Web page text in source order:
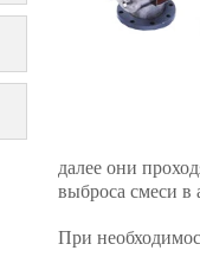
далее они
выброса смеси
При